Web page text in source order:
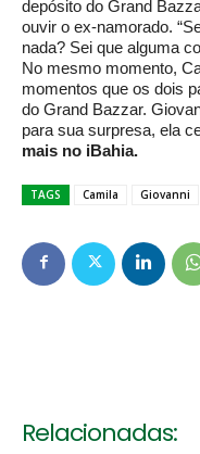
depósito do Grand
ouvir o ex-namorado.
nada? Sei que alguma
No mesmo momento,
momentos que os dois
do Grand Bazzar.
para sua surpresa, ela
mais no iBahia.
TAGS Camila Giovanni
Relacionadas: